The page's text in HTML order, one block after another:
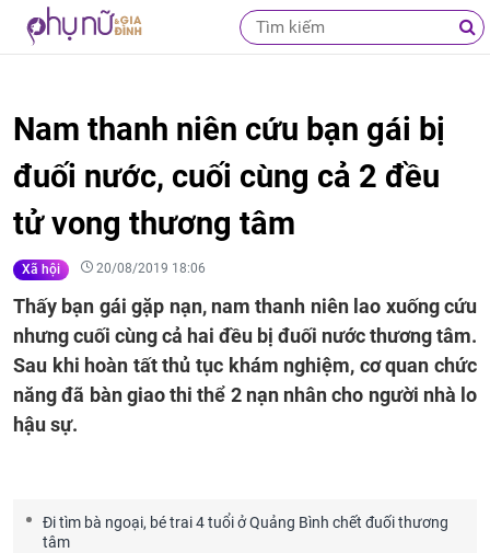
Nam thanh niên cứu bạn gái bị
đuối nước, cuối cùng cả 2 đều
tử vong thương tâm
Xã hội 20/08/2019 18:06
Thấy bạn gái gặp nạn, nam thanh niên lao xuống cứu
nhưng cuối cùng cả hai đều bị đuối nước thương tâm.
Sau khi hoàn tất thủ tục khám nghiệm, cơ quan chức
năng đã bàn giao thi thể 2 nạn nhân cho người nhà lo
hậu sự.
Đi tìm bà ngoại, bé trai 4 tuổi ở Quảng Bình chết đuối thương
tâm